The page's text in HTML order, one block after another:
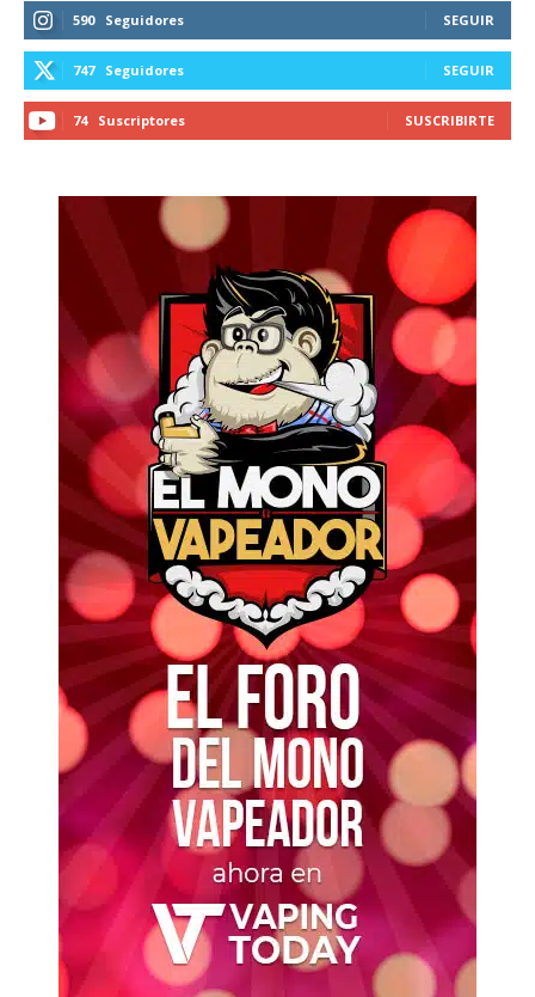
590 Seguidores SEGUIR
747 Seguidores SEGUIR
74 Suscriptores SUSCRIBIRTE